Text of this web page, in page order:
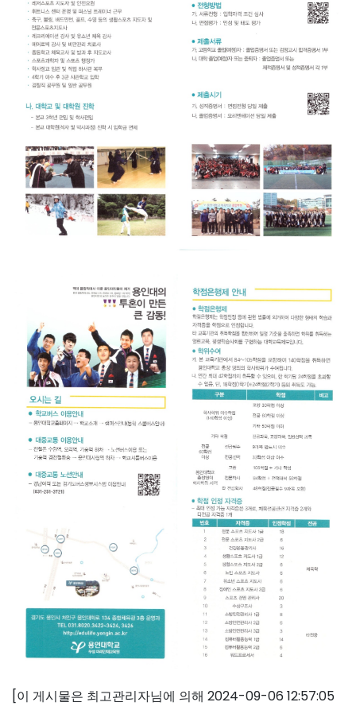
[이 게시물은 최고관리자님에 의해 2024-09-06 12:57:05